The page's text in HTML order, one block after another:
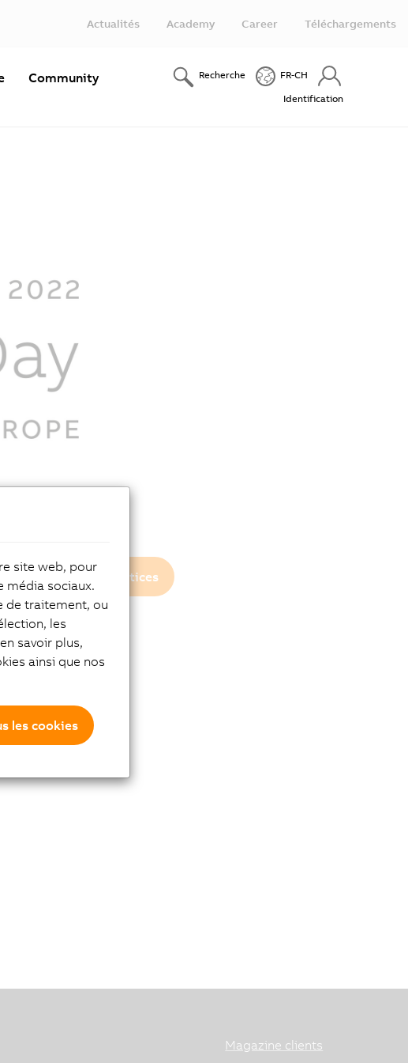
Actualités Academy Career Téléchargements
Community Recherche FR-CH
Identification
Privacy notices
Magazine clients
site web, pour
média sociaux.
de traitement, ou
les
savoir plus,
ainsi que nos
les cookies